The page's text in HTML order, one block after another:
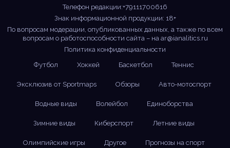
Телефон редакции:+79111700616
Знак информационной продукции: 18+
По вопросам модерации, опубликованных данных, а также по всем
вопросам о работоспособности сайта – на ar@ianalitics.ru
Политика конфиденциальности
Футбол
Хоккей Баскетбол Теннис
Эксклюзив от Sportmaps Обзоры Авто-мотоспорт
Водные виды Волейбол Единоборства
Зимние виды Киберспорт Летние виды
Олимпийские игры Другое Прогнозы на спорт